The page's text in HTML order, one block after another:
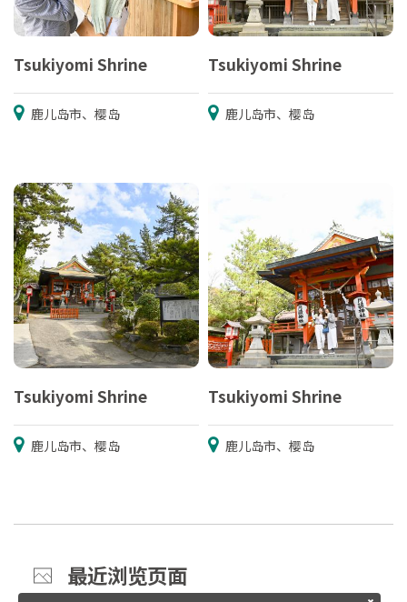
Tsukiyomi Shrine
鹿儿岛市、樱岛
Tsukiyomi Shrine
鹿儿岛市、樱岛
Tsukiyomi Shrine
鹿儿岛市、樱岛
Tsukiyomi Shrine
鹿儿岛市、樱岛
最近浏览页面